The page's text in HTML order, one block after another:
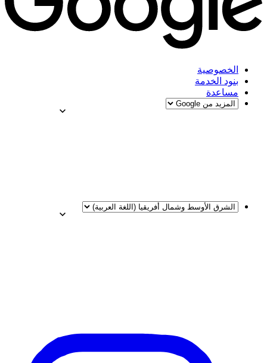
الخصوصية
بنود الخدمة
مساعدة